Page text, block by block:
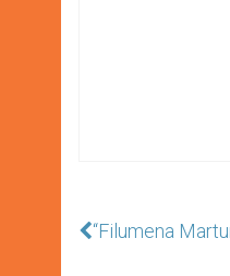
“Filumena